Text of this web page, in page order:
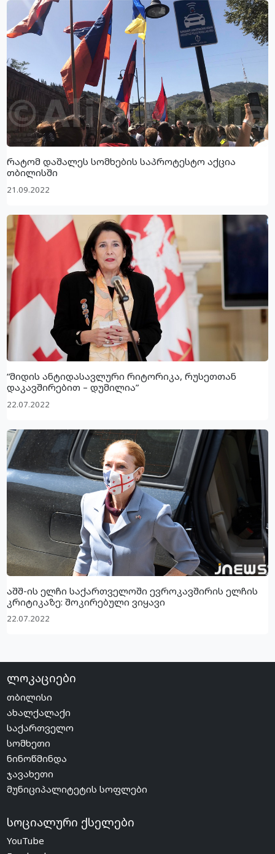
რატომ დაშალეს სომხების საპროტესტო აქცია
თბილისში
21.09.2022
“მიდის ანტიდასავლური რიტორიკა, რუსეთთან
დაკავშირებით – დუმილია”
22.07.2022
აშშ-ის ელჩი საქართველოში ევროკავშირის ელჩის
კრიტიკაზე: შოკირებული ვიყავი
22.07.2022
ლოკაციები
თბილისი
ახალქალაქი
საქართველო
სომხეთი
ნინოწმინდა
ჯავახეთი
მუნიციპალიტეტის სოფლები
სოციალური ქსელები
YouTube